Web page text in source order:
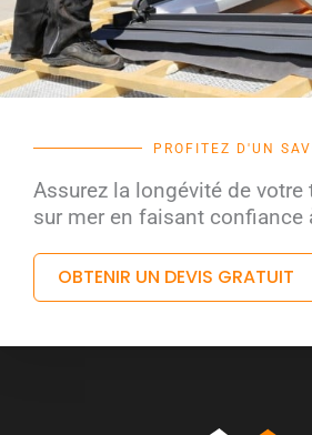
PROFITEZ D'UN
Assurez la longévité de votre
sur mer en faisant confiance
OBTENIR UN DEVIS GRATUIT